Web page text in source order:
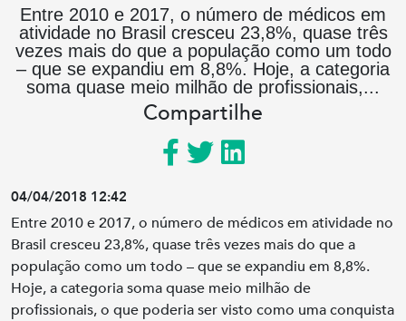
Entre 2010 e 2017, o número de médicos em
atividade no Brasil cresceu 23,8%, quase três
vezes mais do que a população como um todo
– que se expandiu em 8,8%. Hoje, a categoria
soma quase meio milhão de profissionais,...
Compartilhe
04/04/2018 12:42
Entre 2010 e 2017, o número de médicos em atividade no
Brasil cresceu 23,8%, quase três vezes mais do que a
população como um todo – que se expandiu em 8,8%.
Hoje, a categoria soma quase meio milhão de
profissionais, o que poderia ser visto como uma conquista